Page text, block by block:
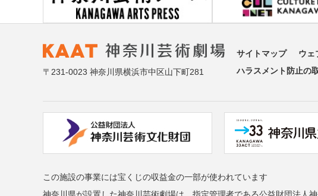
〒231-0023 神奈川県横浜市中区山下町281
サイトマップ ウェ
ハラスメント防止の
この施設の事業には宝くじの収益金の一部が使われています
神奈川県が設置した神奈川芸術劇場は、指定管理者である公益財団法人